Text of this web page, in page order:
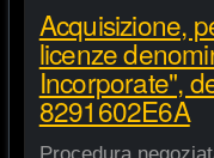
Acquisizione,
licenze
Incorporate",
8291602E6A
Procedura